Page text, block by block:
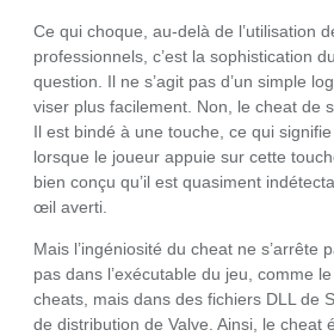
Ce qui choque, au-delà de l’utilisation
professionnels, c’est la sophistication
question. Il ne s’agit pas d’un simple
viser plus facilement. Non, le cheat de
Il est bindé à une touche, ce qui signifie
lorsque le joueur appuie sur cette
bien conçu qu’il est quasiment
œil averti.
Mais l’ingéniosité du cheat ne s’arrête
pas dans l’exécutable du jeu, comme
cheats, mais dans des fichiers DLL de
de distribution de Valve. Ainsi, le cheat